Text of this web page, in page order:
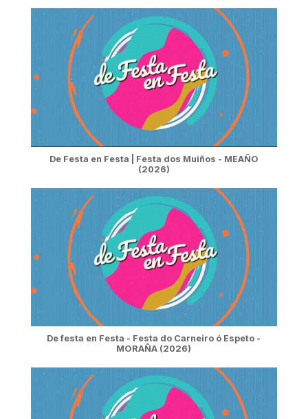
De Festa en Festa | Festa dos Muiños - MEAÑO
(2026)
De festa en Festa - Festa do Carneiro ó Espeto -
MORAÑA (2026)